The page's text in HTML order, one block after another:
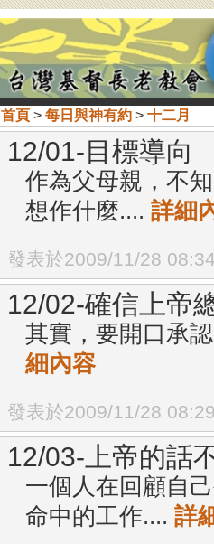
首頁> 每日與神有約> 十二月
12/01-目標導向
作為父母親，不
想作什麼.... 詳細
發表於2009/11/28
12/02-確信上帝
其實，要開口承
細內容
發表於2009/11/28
12/03-上帝的話
一個人在回顧自
命中的工作.... 詳